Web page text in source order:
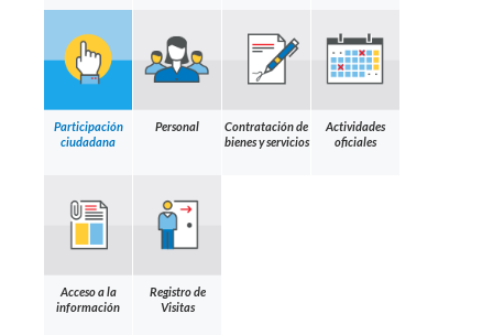
Participación
ciudadana
Personal
Contratación de
bienes y servicios
Actividades
oficiales
Acceso a la
información
Registro de
Visitas